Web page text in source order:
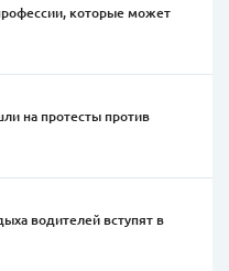
которые может
на протесты против
водителей вступят в